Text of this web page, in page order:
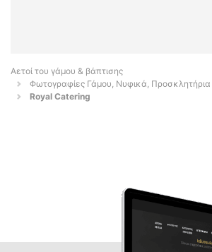
Αετοί του γάμου & βάπτισης
Φωτογραφίες Γάμου, Νυφικά,
Royal Catering